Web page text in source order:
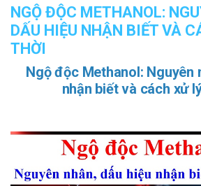
NGỘ ĐỘC METHANOL:
DẤU HIỆU NHẬN BIẾT VÀ
THỜI
Ngộ độc Methanol: Nguyên
nhận biết và cách xử